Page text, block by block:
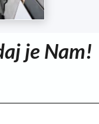
je Nam!